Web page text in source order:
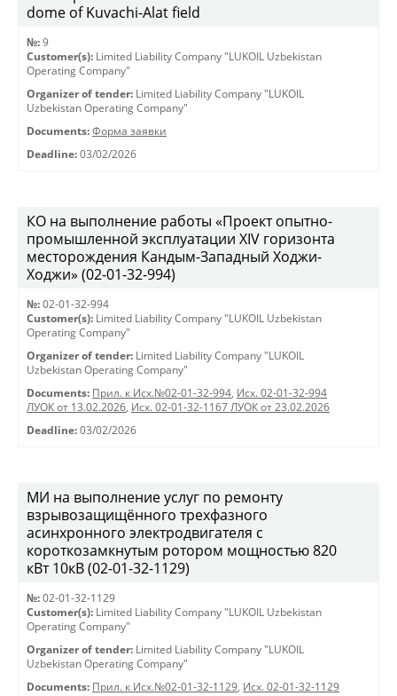
dome of Kuvachi-Alat field
№: 9
Customer(s): Limited Liability Company "LUKOIL Uzbekistan
Operating Company"
Organizer of tender: Limited Liability Company "LUKOIL
Uzbekistan Operating Company"
Documents: Форма заявки
Deadline: 03/02/2026
КО на выполнение работы «Проект опытно-
промышленной эксплуатации XIV горизонта
месторождения Кандым-Западный Ходжи-
Ходжи» (02-01-32-994)
№: 02-01-32-994
Customer(s): Limited Liability Company "LUKOIL Uzbekistan
Operating Company"
Organizer of tender: Limited Liability Company "LUKOIL
Uzbekistan Operating Company"
Documents: Прил. к Исх.№02-01-32-994, Исх. 02-01-32-994
ЛУОК от 13.02.2026, Исх. 02-01-32-1167 ЛУОК от 23.02.2026
Deadline: 03/02/2026
МИ на выполнение услуг по ремонту
взрывозащищённого трехфазного
асинхронного электродвигателя с
короткозамкнутым ротором мощностью 820
кВт 10кВ (02-01-32-1129)
№: 02-01-32-1129
Customer(s): Limited Liability Company "LUKOIL Uzbekistan
Operating Company"
Organizer of tender: Limited Liability Company "LUKOIL
Uzbekistan Operating Company"
Documents: Прил. к Исх.№02-01-32-1129, Исх. 02-01-32-1129